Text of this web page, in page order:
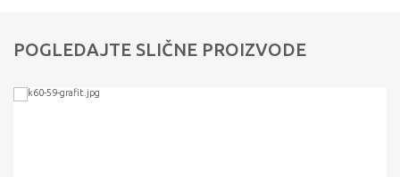
POGLEDAJTE SLIČNE PROIZVODE